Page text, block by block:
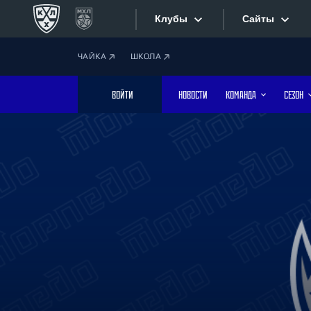
Клубы
Дивизион Боброва
Лада
Сайты
Фотобанк
ЧАЙКА ШКОЛА
ВОЙТИ НОВОСТИ КОМАНДА СЕЗОН